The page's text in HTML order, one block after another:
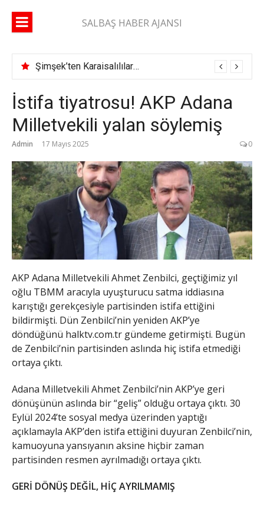
SALBAŞ HABER AJANSI
Şimşek’ten Karaisalılılara çağrı: “Yüzde 10’unuz gelse daha çok çok hizmet alırız”
İstifa tiyatrosu! AKP Adana
Milletvekili yalan söylemiş
Admin 17 Mayıs 2025 0
AKP Adana Milletvekili Ahmet Zenbilci, geçtiğimiz yıl
oğlu TBMM aracıyla uyuşturucu satma iddiasına
karıştığı gerekçesiyle partisinden istifa ettiğini
bildirmişti. Dün Zenbilci’nin yeniden AKP’ye
döndüğünü halktv.com.tr gündeme getirmişti. Bugün
de Zenbilci’nin partisinden aslında hiç istifa etmediği
ortaya çıktı.
Adana Milletvekili Ahmet Zenbilci’nin AKP’ye geri
dönüşünün aslında bir “geliş” olduğu ortaya çıktı. 30
Eylül 2024’te sosyal medya üzerinden yaptığı
açıklamayla AKP’den istifa ettiğini duyuran Zenbilci’nin,
kamuoyuna yansıyanın aksine hiçbir zaman
partisinden resmen ayrılmadığı ortaya çıktı.
GERİ DÖNÜŞ DEĞİL, HİÇ AYRILMAMIŞ